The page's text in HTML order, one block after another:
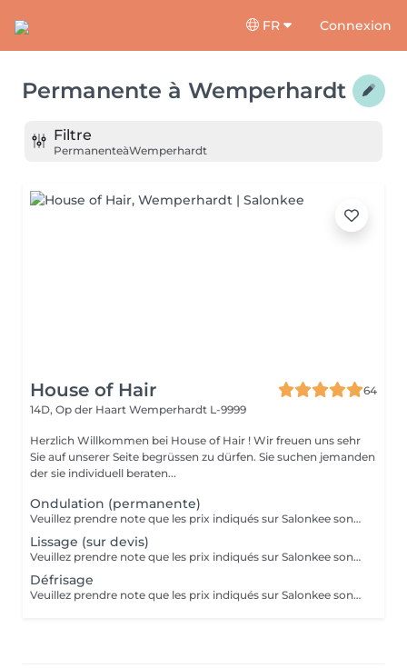
FR Connexion
Permanente à Wemperhardt
Filtre
PermanenteàWemperhardt
House of Hair
64
14D, Op der Haart Wemperhardt L-9999
Herzlich Willkommen bei House of Hair ! Wir freuen uns sehr
Sie auf unserer Seite begrüssen zu dürfen. Sie suchen jemanden
der sie individuell beraten...
Ondulation (permanente)
Veuillez prendre note que les prix indiqués sur Salonkee sont communiqués à titre informatif et s'entendent de base. Ces derniers sont susceptibles de varier selon le diagnostic réalisé à votre arrivée au salon et l'expertise du professionnel à qui vous confiez votre beauté. Dans tous les cas, un devis précis vous sera proposé et toutes réalisations de prestations seront effectuées avec votre accord. Un grand merci d'avance pour votre compréhension. Au plaisir de vous recevoir très vite.
Lissage (sur devis)
Veuillez prendre note que les prix indiqués sur Salonkee sont communiqués à titre informatif et s'entendent de base. Ces derniers sont susceptibles de varier selon le diagnostic réalisé à votre arrivée au salon et l'expertise du professionnel à qui vous confiez votre beauté. Dans tous les cas, un devis précis vous sera proposé et toutes réalisations de prestations seront effectuées avec votre accord. Un grand merci d'avance pour votre compréhension. Au plaisir de vous recevoir très vite.
Défrisage
Veuillez prendre note que les prix indiqués sur Salonkee sont communiqués à titre informatif et s'entendent de base. Ces derniers sont susceptibles de varier selon le diagnostic réalisé à votre arrivée au salon et l'expertise du professionnel à qui vous confiez votre beauté. Dans tous les cas, un devis précis vous sera proposé et toutes réalisations de prestations seront effectuées avec votre accord. Un grand merci d'avance pour votre compréhension. Au plaisir de vous recevoir très vite.